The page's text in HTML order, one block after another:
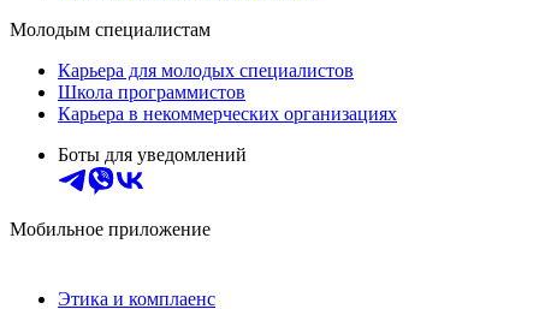
Молодым специалистам
Карьера для молодых специалистов
Школа программистов
Карьера в некоммерческих организациях
Боты для уведомлений
Мобильное приложение
Этика и комплаенс